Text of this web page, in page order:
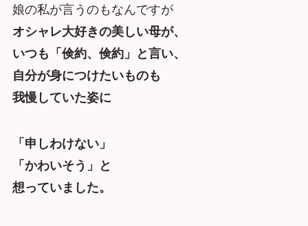
娘の私が言うのもなんですが
オシャレ大好きの美しい母が、
いつも「倹約、倹約」と言い、
自分が身につけたいものも
我慢していた姿に
「申しわけない」
「かわいそう」と
想っていました。